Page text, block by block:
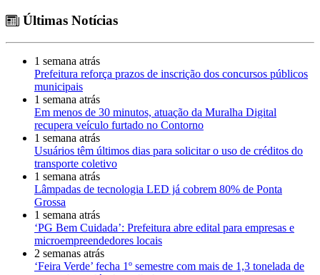
Últimas Notícias
1 semana atrás
Prefeitura reforça prazos de inscrição dos concursos públicos
municipais
1 semana atrás
Em menos de 30 minutos, atuação da Muralha Digital
recupera veículo furtado no Contorno
1 semana atrás
Usuários têm últimos dias para solicitar o uso de créditos do
transporte coletivo
1 semana atrás
Lâmpadas de tecnologia LED já cobrem 80% de Ponta
Grossa
1 semana atrás
‘PG Bem Cuidada’: Prefeitura abre edital para empresas e
microempreendedores locais
2 semanas atrás
‘Feira Verde’ fecha 1º semestre com mais de 1,3 tonelada de